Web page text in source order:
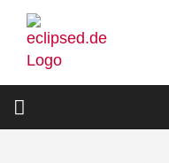
Direkt
zum
Inhalt